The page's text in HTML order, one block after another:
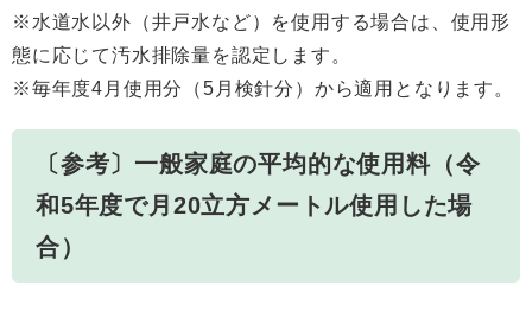
※水道水以外（井戸水など）を使用する場合は、使用形
態に応じて汚水排除量を認定します。
※毎年度4月使用分（5月検針分）から適用となります。
〔参考〕一般家庭の平均的な使用料（令
和5年度で月20立方メートル使用した場
合）